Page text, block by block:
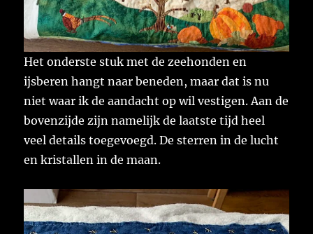
Het onderste stuk met de zeehonden en
ijsberen hangt naar beneden, maar dat is nu
niet waar ik de aandacht op wil vestigen. Aan de
bovenzijde zijn namelijk de laatste tijd heel
veel details toegevoegd. De sterren in de lucht
en kristallen in de maan.